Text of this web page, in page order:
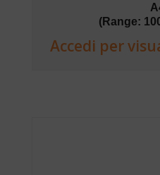
(Range:
Accedi per